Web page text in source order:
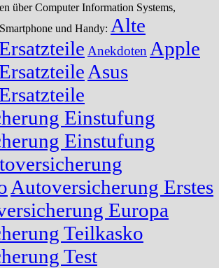
über Computer Information Systems,
und Handy: Alte
Anekdoten Apple
Asus
Einstufung
Einstufung
Autoversicherung Erstes
Europa
Teilkasko
Test